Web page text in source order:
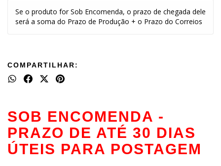
Se o produto for Sob Encomenda, o prazo de chegada dele
será a soma do Prazo de Produção + o Prazo do Correios
COMPARTILHAR:
SOB ENCOMENDA -
PRAZO DE ATÉ 30 DIAS
ÚTEIS PARA POSTAGEM